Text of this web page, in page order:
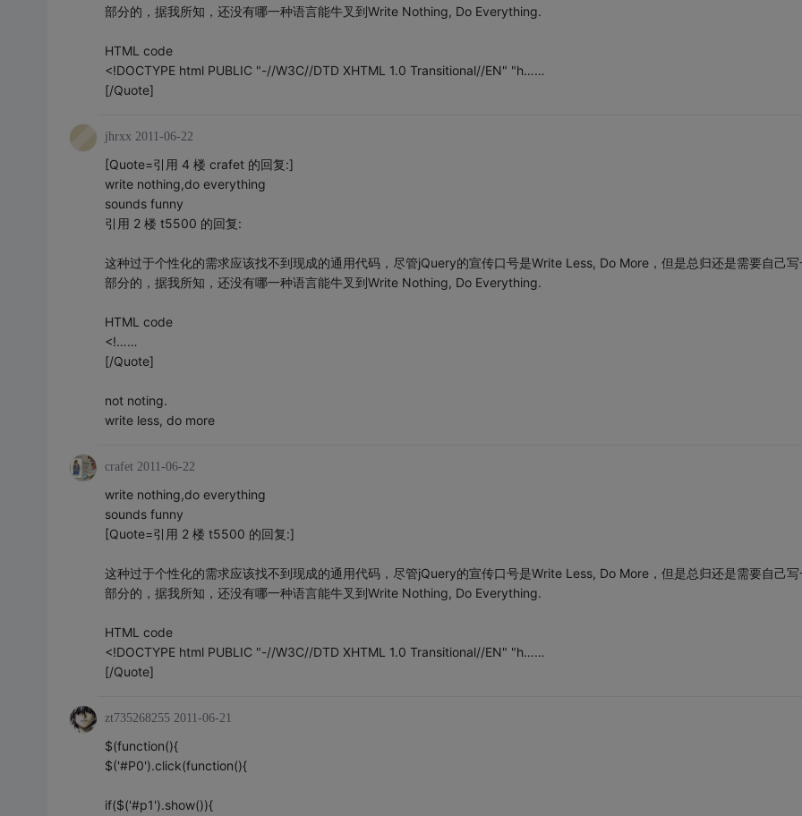
部分的，据我所知，还没有哪一种语言能牛叉到Write Nothing, Do Everything.
HTML code
<!DOCTYPE html PUBLIC "-//W3C//DTD XHTML 1.0 Transitional//EN" "h……
[/Quote]
jhrxx 2011-06-22
[Quote=引用 4 楼 crafet 的回复:]
write nothing,do everything
sounds funny
引用 2 楼 t5500 的回复:
这种过于个性化的需求应该找不到现成的通用代码，尽管jQuery的宣传口号是Write Less, Do More，但是总归还是需要自己写
部分的，据我所知，还没有哪一种语言能牛叉到Write Nothing, Do Everything.
HTML code
<!……
[/Quote]
not noting.
write less, do more
crafet 2011-06-22
write nothing,do everything
sounds funny
[Quote=引用 2 楼 t5500 的回复:]
这种过于个性化的需求应该找不到现成的通用代码，尽管jQuery的宣传口号是Write Less, Do More，但是总归还是需要自己写
部分的，据我所知，还没有哪一种语言能牛叉到Write Nothing, Do Everything.
HTML code
<!DOCTYPE html PUBLIC "-//W3C//DTD XHTML 1.0 Transitional//EN" "h……
[/Quote]
zt735268255 2011-06-21
$(function(){
$('#P0').click(function(){
if($('#p1').show()){